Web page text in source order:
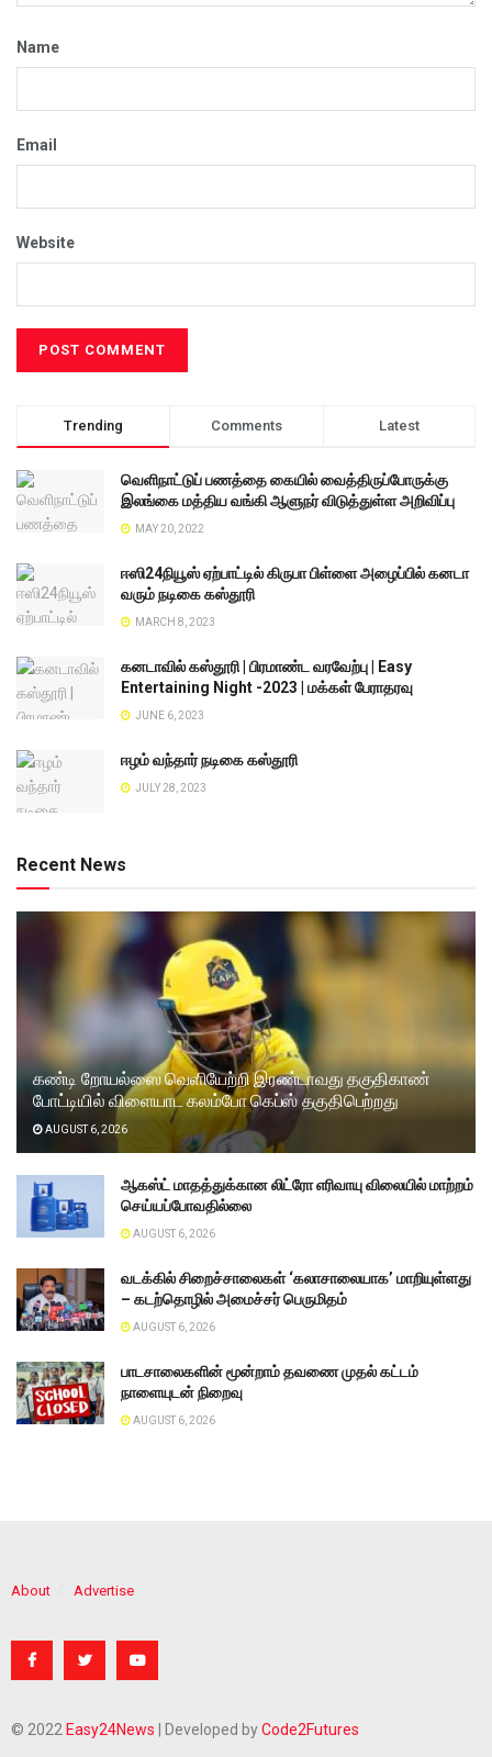
Name
Email
Website
Trending Comments Latest
வெளிநாட்டுப் பணத்தை கையில் வைத்திருப்போருக்கு
இலங்கை மத்திய வங்கி ஆளுநர் விடுத்துள்ள அறிவிப்பு
MAY 20, 2022
ஈஸி24நியூஸ் ஏற்பாட்டில் கிருபா பிள்ளை அழைப்பில் கனடா
வரும் நடிகை கஸ்தூரி
MARCH 8, 2023
கனடாவில் கஸ்தூரி | பிரமாண்ட வரவேற்பு | Easy
Entertaining Night -2023 | மக்கள் பேராதரவு
JUNE 6, 2023
ஈழம் வந்தார் நடிகை கஸ்தூரி
JULY 28, 2023
Recent News
கண்டி றோயல்ஸை வெளியேற்றி இரண்டாவது தகுதிகாண்
போட்டியில் விளையாட கலம்போ கெப்ஸ் தகுதிபெற்றது
AUGUST 6, 2026
ஆகஸ்ட் மாதத்துக்கான லிட்ரோ எரிவாயு விலையில் மாற்றம்
செய்யப்போவதில்லை
AUGUST 6, 2026
வடக்கில் சிறைச்சாலைகள் ‘கலாசாலையாக’ மாறியுள்ளது
– கடற்தொழில் அமைச்சர் பெருமிதம்
AUGUST 6, 2026
பாடசாலைகளின் மூன்றாம் தவணை முதல் கட்டம்
நாளையுடன் நிறைவு
AUGUST 6, 2026
About Advertise
© 2022 Easy24News | Developed byCode2Futures